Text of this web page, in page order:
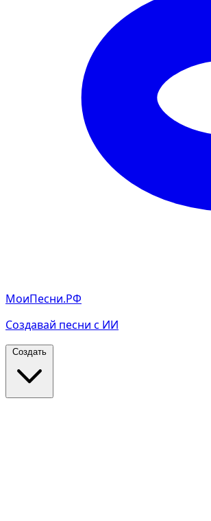
МоиПесни.РФ
Создавай песни с ИИ
Создать